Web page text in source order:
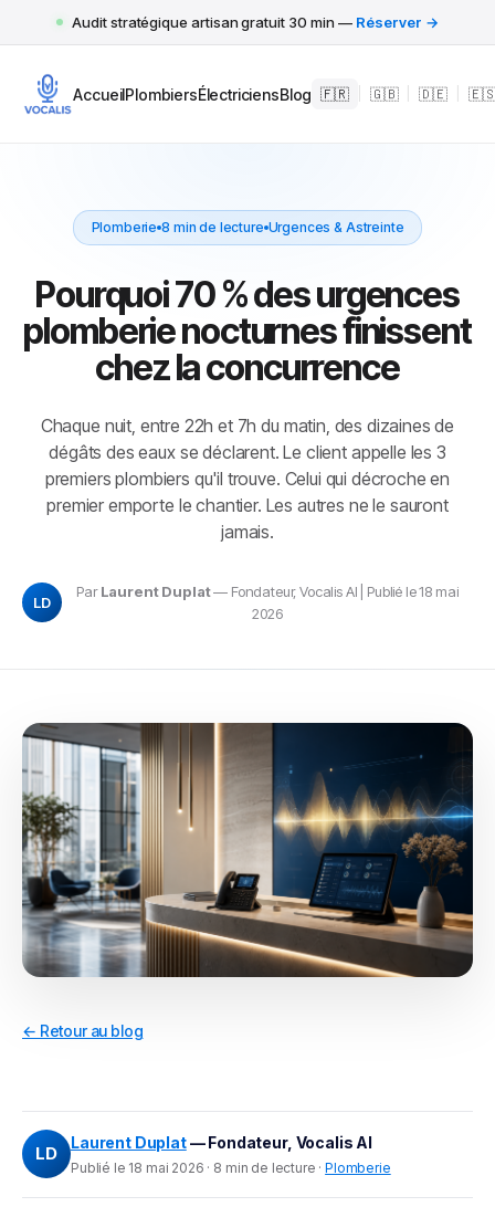
Audit stratégique artisan gratuit 30 min — Réserver →
AccueilPlombiersÉlectriciensBlog 🇫🇷 🇬🇧 🇩🇪
Plomberie 8 min de lecture Urgences & Astreinte
Pourquoi 70 % des urgences
plomberie nocturnes finissent
chez la concurrence
Chaque nuit, entre 22h et 7h du matin, des dizaines de
dégâts des eaux se déclarent. Le client appelle les 3
premiers plombiers qu'il trouve. Celui qui décroche en
premier emporte le chantier. Les autres ne le sauront
jamais.
LD
ParLaurent Duplat— Fondateur, Vocalis AI | Publié le 18 mai
2026
← Retour au blog
LD
Laurent Duplat— Fondateur, Vocalis AI
Publié le 18 mai 2026 · 8 min de lecture ·Plomberie